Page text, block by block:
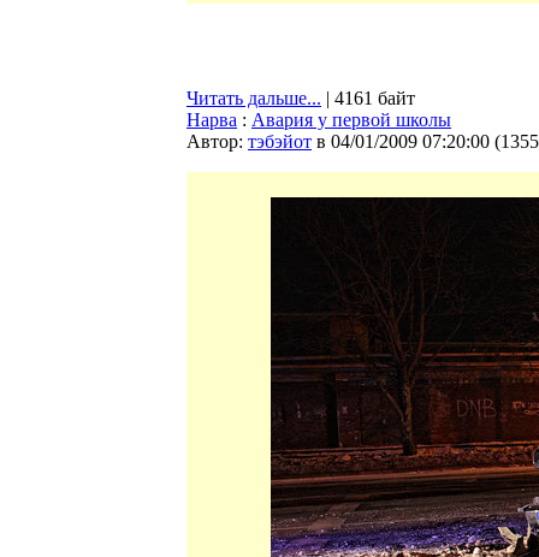
Читать дальше... | 4161 байт
Нарва : Авария у первой школы
Автор: тэбэйот в 04/01/2009 07:20:00 (